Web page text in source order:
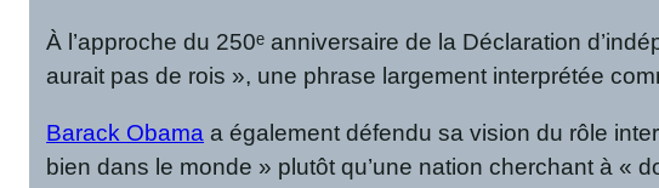
À l’approche du 250ᵉ anniversaire de la Déclaration
aurait pas de rois », une phrase largement interprétée
Barack Obama a également défendu sa vision du rôle
bien dans le monde » plutôt qu’une nation cherchant à «